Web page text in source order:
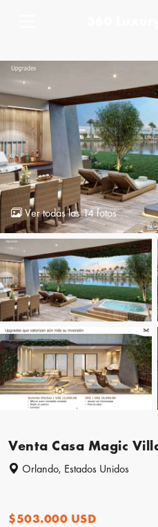
Ver todas las 14 fotos
Venta Casa Magic
Orlando, Estados Unidos
$503.000 USD